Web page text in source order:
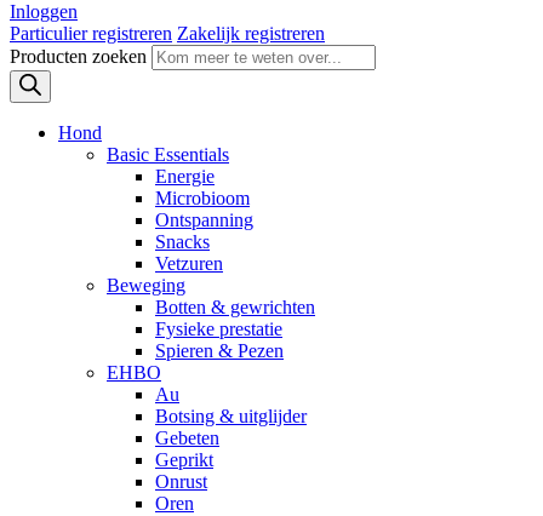
Inloggen
Particulier registreren Zakelijk registreren
Producten zoeken
Hond
Basic Essentials
Energie
Microbioom
Ontspanning
Snacks
Vetzuren
Beweging
Botten & gewrichten
Fysieke prestatie
Spieren & Pezen
EHBO
Au
Botsing & uitglijder
Gebeten
Geprikt
Onrust
Oren